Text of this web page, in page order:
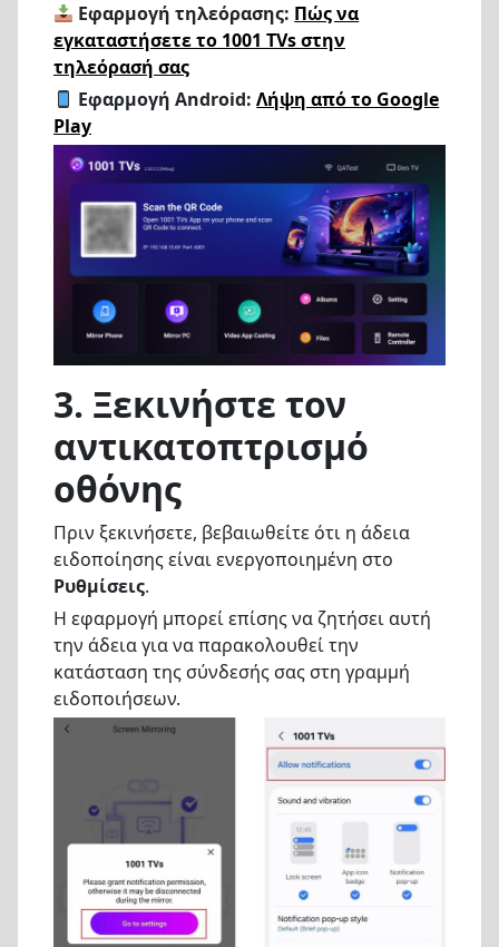
Εφαρμογή τηλεόρασης: Πώς να
εγκαταστήσετε το 1001 TVs στην
τηλεόρασή σας
Εφαρμογή Android:Λήψη από το Google
Play
3. Ξεκινήστε τον
αντικατοπτρισμό
οθόνης
Πριν ξεκινήσετε, βεβαιωθείτε ότι η άδεια
ειδοποίησης είναι ενεργοποιημένη στο
Ρυθμίσεις.
Η εφαρμογή μπορεί επίσης να ζητήσει αυτή
την άδεια για να παρακολουθεί την
κατάσταση της σύνδεσής σας στη γραμμή
ειδοποιήσεων.